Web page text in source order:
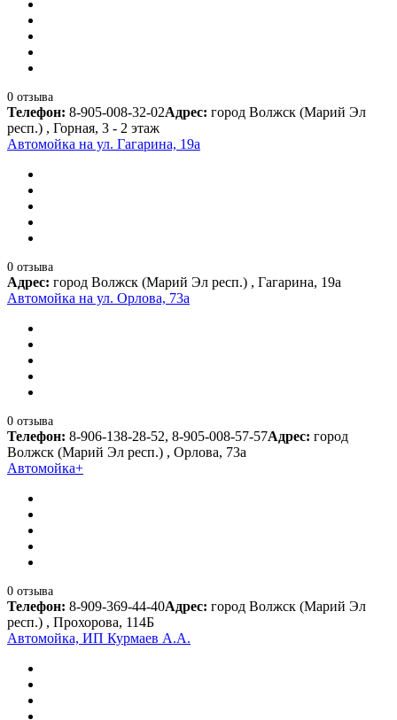
0 отзыва
Телефон: 8-905-008-32-02Адрес: город Волжск (Марий Эл
респ.) , Горная, 3 - 2 этаж
Автомойка на ул. Гагарина, 19а
0 отзыва
Адрес: город Волжск (Марий Эл респ.) , Гагарина, 19а
Автомойка на ул. Орлова, 73а
0 отзыва
Телефон: 8-906-138-28-52, 8-905-008-57-57Адрес: город
Волжск (Марий Эл респ.) , Орлова, 73а
Автомойка+
0 отзыва
Телефон: 8-909-369-44-40Адрес: город Волжск (Марий Эл
респ.) , Прохорова, 114Б
Автомойка, ИП Курмаев А.А.